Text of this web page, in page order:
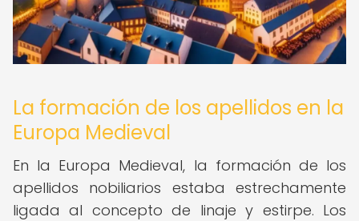
La formación de los apellidos en la
Europa Medieval
En la Europa Medieval, la formación de los
apellidos nobiliarios estaba estrechamente
ligada al concepto de linaje y estirpe. Los